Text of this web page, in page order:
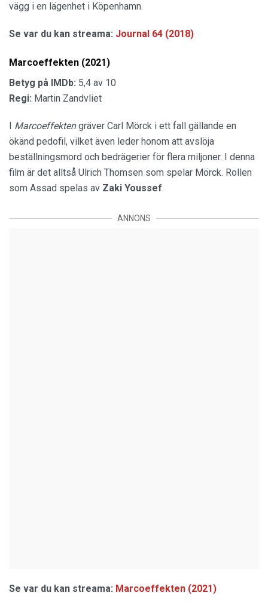
vägg i en lägenhet i Köpenhamn.
Se var du kan streama: Journal 64 (2018)
Marcoeffekten (2021)
Betyg på IMDb: 5,4 av 10
Regi: Martin Zandvliet
Marcoeffektengräver Carl Mörck i ett fall gällande en
ökänd pedofil, vilket även leder honom att avslöja
beställningsmord och bedrägerier för flera miljoner. I denna
film är det alltså Ulrich Thomsen som spelar Mörck. Rollen
som Assad spelas av Zaki Youssef.
ANNONS
Se var du kan streama: Marcoeffekten (2021)